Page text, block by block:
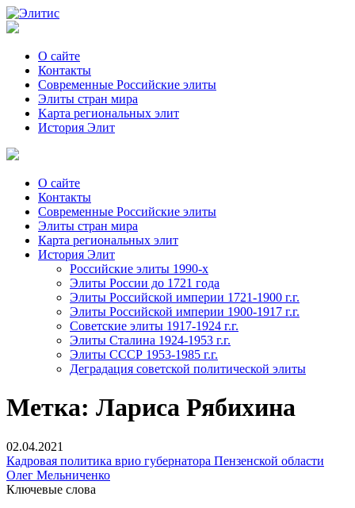
О сайте
Контакты
Современные Российские элиты
Элиты стран мира
Kартa региональных элит
История Элит
О сайте
Контакты
Современные Российские элиты
Элиты стран мира
Картa региональных элит
История Элит
Российские элиты 1990-х
Элиты России до 1721 года
Элиты Российской империи 1721-1900 г.г.
Элиты Российской империи 1900-1917 г.г.
Советские элиты 1917-1924 г.г.
Элиты Сталина 1924-1953 г.г.
Элиты СССР 1953-1985 г.г.
Деградация советской политической элиты
Метка: Лариса Рябихина
02.04.2021
Кадровая политика врио губернатора Пензенской области
Олег Мельниченко
Ключевые слова